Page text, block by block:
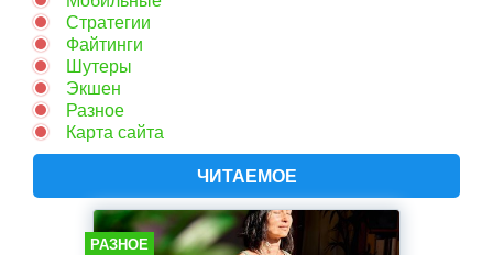
Стратегии
Файтинги
Шутеры
Экшен
Разное
Карта сайта
ЧИТАЕМОЕ
РАЗНОЕ